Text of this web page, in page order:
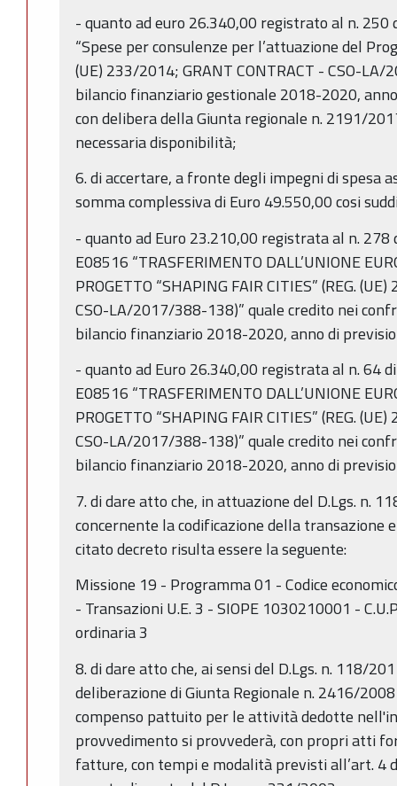
- quanto ad euro 26.340,00 registrato al n.
“Spese per consulenze per l’attuazione del
(UE) 233/2014; GRANT CONTRACT - CSO-
bilancio finanziario gestionale 2018-2020,
con delibera della Giunta regionale n. 2191/
necessaria disponibilità;
6. di accertare, a fronte degli impegni di spesa
somma complessiva di Euro 49.550,00 cosi
- quanto ad Euro 23.210,00 registrata al n.
E08516 “TRASFERIMENTO DALL’UNIONE
PROGETTO “SHAPING FAIR CITIES” (REG.
CSO-LA/2017/388-138)” quale credito nei
bilancio finanziario 2018-2020, anno di
- quanto ad Euro 26.340,00 registrata al n. 64
E08516 “TRASFERIMENTO DALL’UNIONE
PROGETTO “SHAPING FAIR CITIES” (REG.
CSO-LA/2017/388-138)” quale credito nei
bilancio finanziario 2018-2020, anno di
7. di dare atto che, in attuazione del D.Lgs. n.
concernente la codificazione della transazione
citato decreto risulta essere la seguente:
Missione 19 - Programma 01 - Codice
- Transazioni U.E. 3 - SIOPE 1030210001 -
ordinaria 3
8. di dare atto che, ai sensi del D.Lgs. n. 118/
deliberazione di Giunta Regionale n. 2416/
compenso pattuito per le attività dedotte
provvedimento si provvederà, con propri atti
fatture, con tempi e modalità previsti all’art.